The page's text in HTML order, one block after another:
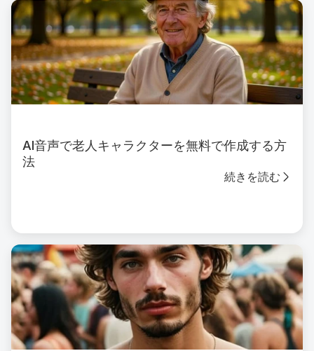
AI音声で老人キャラクターを無料で作成する方
法
続きを読む